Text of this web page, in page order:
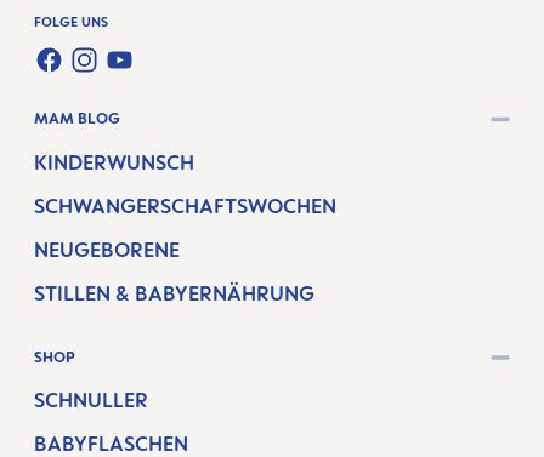
FOLGE UNS
FACEBOOK
INSTAGRAM
YOUTUBE
MAM BLOG
KINDERWUNSCH
SCHWANGERSCHAFTSWOCHEN
NEUGEBORENE
STILLEN & BABYERNÄHRUNG
SHOP
SCHNULLER
BABYFLASCHEN